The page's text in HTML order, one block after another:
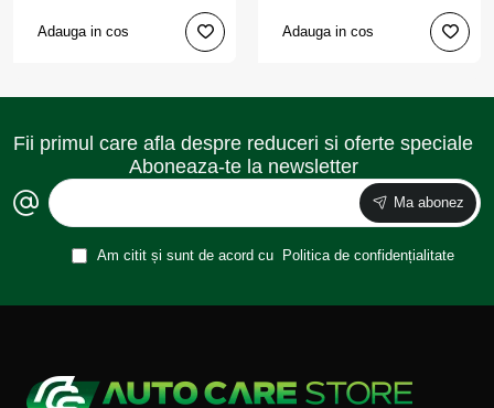
Adauga in cos Adauga in cos
Fii primul care afla despre reduceri si oferte speciale
Aboneaza-te la newsletter
Ma abonez
Am citit și sunt de acord cu Politica de confidențialitate